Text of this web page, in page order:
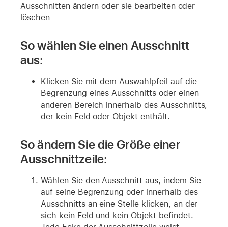
Ausschnitten ändern oder sie bearbeiten oder
löschen
So wählen Sie einen Ausschnitt
aus:
Klicken Sie mit dem Auswahlpfeil auf die
Begrenzung eines Ausschnitts oder einen
anderen Bereich innerhalb des Ausschnitts,
der kein Feld oder Objekt enthält.
So ändern Sie die Größe einer
Ausschnittzeile:
Wählen Sie den Ausschnitt aus, indem Sie
auf seine Begrenzung oder innerhalb des
Ausschnitts an eine Stelle klicken, an der
sich kein Feld und kein Objekt befindet.